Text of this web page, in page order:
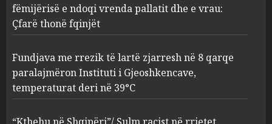
2
paralajmëron Instituti i
deri në 39°C
“Kthehu në Shqipëri”/ Sulm
racist në rrjetet sociale ndaj
gazetarit grek me origjinë
shqiptare: Je mysafir këtu,
fëmijërisë e ndoqi vrenda pallatit dhe e vrau:
Çfarë thonë fqinjët
Fundjava me rrezik të lartë zjarresh në 8 qarqe
paralajmëron Instituti i Gjeoshkencave,
temperaturat deri në 39°C
“Kthehu në Shqipëri”/ Sulm racist në rrjetet